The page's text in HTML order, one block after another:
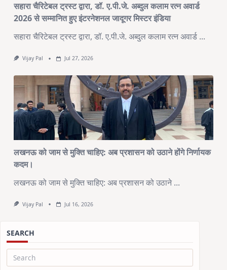
सहारा चैरिटेबल ट्रस्ट द्वारा, डॉ. ए.पी.जे. अब्दुल कलाम रत्न अवार्ड
2026 से सम्मानित हुए इंटरनेशनल जादूगर मिस्टर इंडिया
सहारा चैरिटेबल ट्रस्ट द्वारा, डॉ. ए.पी.जे. अब्दुल कलाम रत्न अवार्ड ...
Vijay Pal Jul 27, 2026
लखनऊ को जाम से मुक्ति चाहिए: अब प्रशासन को उठाने होंगे निर्णायक
कदम।
लखनऊ को जाम से मुक्ति चाहिए: अब प्रशासन को उठाने ...
Vijay Pal Jul 16, 2026
SEARCH
Search